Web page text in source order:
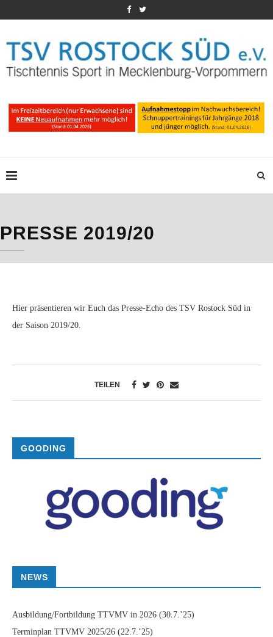
PRESSE 2019/20
Hier präsentieren wir Euch das Presse-Echo des TSV Rostock Süd in
der Saison 2019/20.
TEILEN
GOODING
NEWS
Ausbildung/Fortbildung TTVMV in 2026 (30.7.’25)
Terminplan TTVMV 2025/26 (22.7.’25)